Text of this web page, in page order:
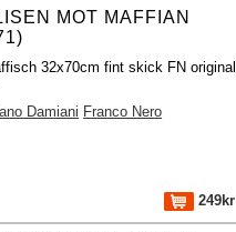
MOT MAFFIAN
32x70cm fint skick FN original
Damiani Franco Nero
249kr